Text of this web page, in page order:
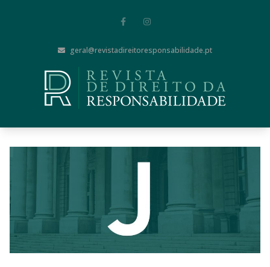
geral@revistadireitoresponsabilidade.pt